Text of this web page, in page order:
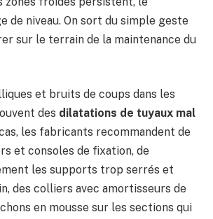
de niveau. On sort du simple geste
sur le terrain de la maintenance du
et bruits de coups dans les
des dilatations de tuyaux mal
les fabricants recommandent de
et consoles de fixation, de
les supports trop serrés et
des colliers avec amortisseurs de
en mousse sur les sections qui